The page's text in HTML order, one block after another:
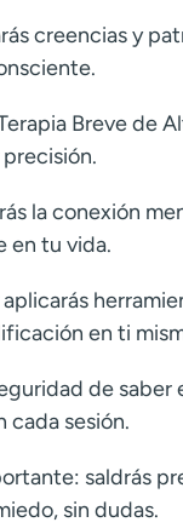
creencias y
Breve de
la conexión
en tu vida.
aplicarás
en ti
de
cada sesión.
saldrás
sin dudas.